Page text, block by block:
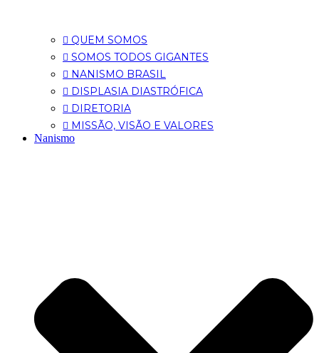
QUEM SOMOS
SOMOS TODOS GIGANTES
NANISMO BRASIL
DISPLASIA DIASTRÓFICA
DIRETORIA
MISSÃO, VISÃO E VALORES
Nanismo